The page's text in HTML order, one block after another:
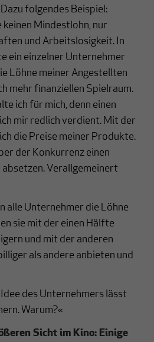
folgendes Beispiel:
keinen Mindestlohn, nur
und Arbeitslosigkeit. In
ein einzelner Unternehmer
Löhne meiner Angestellten
mehr finanziellen Spielraum.
ich für mich, denn einen
mir redlich verdient. Mit der
die Preise meiner Produkte.
der Konkurrenz einen
Verallgemeinert
alle Unternehmer die Löhne
sie mit der einen Hälfte
und mit der anderen
als andere anbieten und
des Unternehmers lässt
Warum?«
Sicht im Kino: Einige